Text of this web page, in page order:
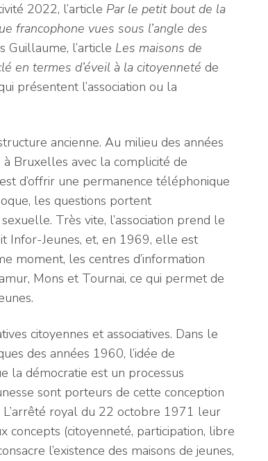
2022, l’article Par le petit bout de la
francophone vues sous l’angle des
Guillaume, l’article Les maisons de
en termes d’éveil à la citoyenneté de
présentent l’association ou la
ancienne. Au milieu des années
à Bruxelles avec la complicité de
est d’offrir une permanence téléphonique
les questions portent
Très vite, l’association prend le
Infor-Jeunes, et, en 1969, elle est
moment, les centres d’information
Mons et Tournai, ce qui permet de
citoyennes et associatives. Dans le
des années 1960, l’idée de
la démocratie est un processus
sont porteurs de cette conception
L’arrêté royal du 22 octobre 1971 leur
concepts (citoyenneté, participation, libre
l’existence des maisons de jeunes,